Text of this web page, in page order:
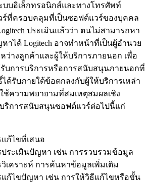
บบอิเล็กทรอนิกส์และทางโทรศัพท์
ร์ที่ครอบคลุมที่เป็นซอฟต์แวร์ของบุคคล
ประเมินแล้วว่า ตนไม่สามารถหา
าได้ Logitech อาจทำหน้าที่เป็นผู้อำนวย
ว่างลูกค้าและผู้ให้บริการภายนอก เพื่อ
บการบริการหรือการสนับสนุนภายนอกที่
ด้รับภายใต้ข้อตกลงกับผู้ให้บริการเหล่า
ใช้ความพยายามที่สมเหตุสมผลเชิง
ริการสนับสนุนซอฟต์แวร์ต่อไปนี้แก่
แก้ไขที่เสนอ
ประเมินปัญหา เช่น การรวบรวมข้อมูล
วิเคราะห์ การค้นหาข้อมูลเพิ่มเติม
แก้ไขปัญหา เช่น การให้วิธีแก้ไขหรือขั้น